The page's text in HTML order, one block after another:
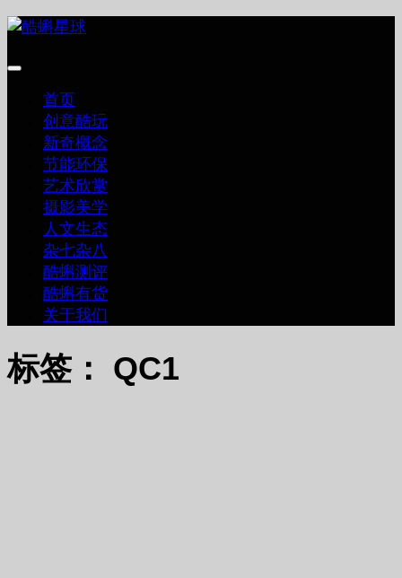
跳
内
首页
创意酷玩
新奇概念
节能环保
艺术欣赏
摄影美学
人文生态
杂七杂八
酷蝌测评
酷蝌有货
关于我们
标签： QC1